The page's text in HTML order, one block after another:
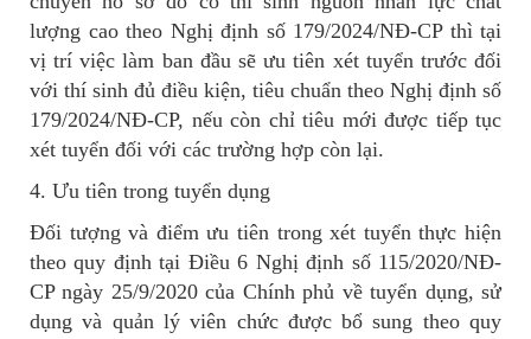
lượng cao theo Nghị định số 179/2024/NĐ-CP thì tại
vị trí việc làm ban đầu sẽ ưu tiên xét tuyển trước đối
với thí sinh đủ điều kiện, tiêu chuẩn theo Nghị định số
179/2024/NĐ-CP, nếu còn chỉ tiêu mới được tiếp tục
xét tuyển đối với các trường hợp còn lại.
4. Ưu tiên trong tuyển dụng
Đối tượng và điểm ưu tiên trong xét tuyển thực hiện
theo quy định tại Điều 6 Nghị định số 115/2020/NĐ-
CP ngày 25/9/2020 của Chính phủ về tuyển dụng, sử
dụng và quản lý viên chức được bổ sung theo quy